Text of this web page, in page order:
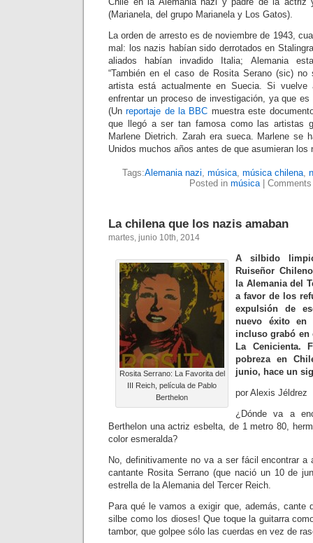
(Marianela, del grupo Marianela y Los Gatos).
La orden de arresto es de noviembre de 1943,
mal: los nazis habían sido derrotados en
aliados habían invadido Italia; Alemania
“También en el caso de Rosita Serano (sic)
artista está actualmente en Suecia. Si vuelve
enfrentar un proceso de investigación, ya que es
(Unreportaje de la BBC muestra este
que llegó a ser tan famosa como las artistas
Marlene Dietrich. Zarah era sueca. Marlene se
Unidos muchos años antes de que asumieran los
Tags:Alemania nazi, música, música chilena,
Posted in música|
La chilena que los nazis amaban
martes, junio 10th, 2014
Rosita Serrano: La Favorita del
III Reich, película de Pablo
Berthelon
A silbido
Ruiseñor
la Alemania del
a favor de los
expulsión de
nuevo éxito en
incluso grabó en
La Cenicienta.
pobreza en
junio, hace un
por Alexis Jéldrez
¿Dónde va a
Berthelon una actriz esbelta, de 1 metro 80,
color esmeralda?
No, definitivamente no va a ser fácil encontrar a
cantante Rosita Serrano (que nació un 10 de
estrella de la Alemania del Tercer Reich.
Para qué le vamos a exigir que, además, cante
silbe como los dioses! Que toque la guitarra
tambor, que golpee sólo las cuerdas en vez de